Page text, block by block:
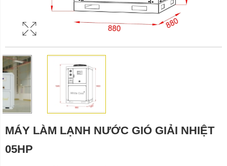
MÁY LÀM LẠNH NƯỚC GIÓ GIẢI NHIỆT
05HP